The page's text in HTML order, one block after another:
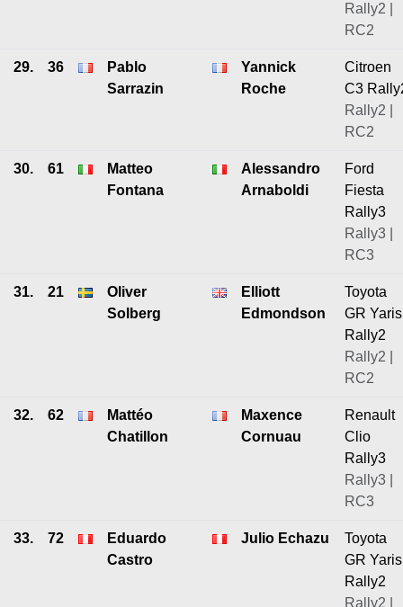
Rally2 |
RC2
29. 36
Pablo
Sarrazin
Yannick
Roche
Citroen
C3
Rally2 |
RC2
30. 61
Matteo
Fontana
Alessandro
Arnaboldi
Ford
Fiesta
Rally3
Rally3 |
RC3
31. 21
Oliver
Solberg
Elliott
Edmondson
Toyota
GR Yaris
Rally2
Rally2 |
RC2
32. 62
Mattéo
Chatillon
Maxence
Cornuau
Renault
Clio
Rally3
Rally3 |
RC3
33. 72
Eduardo
Castro
Julio Echazu
Toyota
GR Yaris
Rally2
Rally2 |